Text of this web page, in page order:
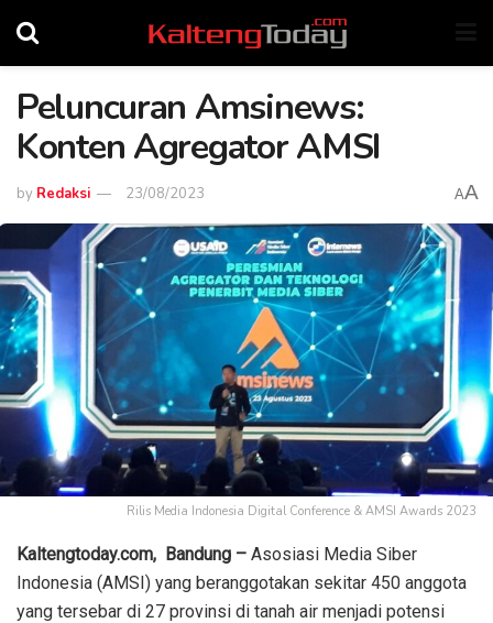
Peluncuran Amsinews:
Konten Agregator AMSI
by Redaksi 23/08/2023 AA
Rilis Media Indonesia Digital Conference & AMSI Awards 2023
Kaltengtoday.com, Bandung – Asosiasi Media Siber
Indonesia (AMSI) yang beranggotakan sekitar 450 anggota
yang tersebar di 27 provinsi di tanah air menjadi potensi